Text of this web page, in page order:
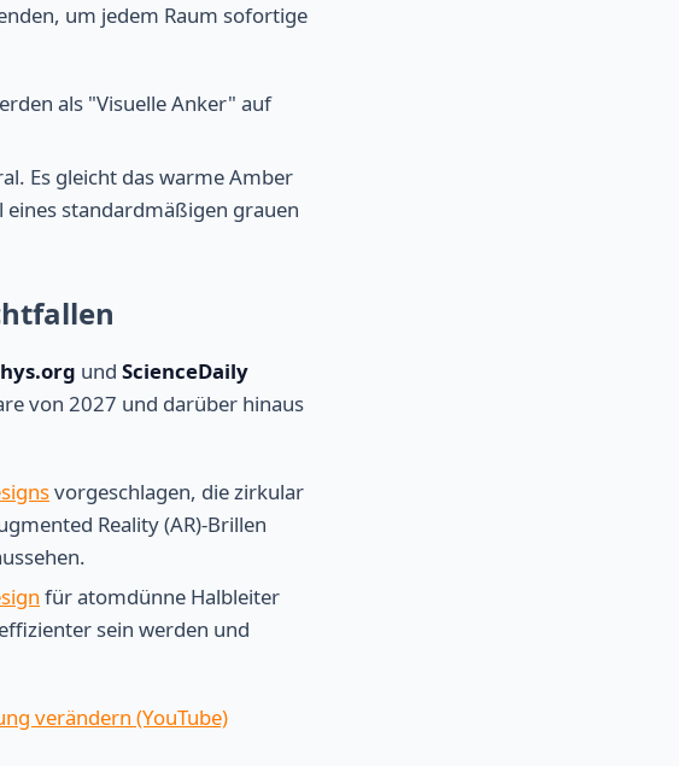
um jedem Raum sofortige
als "Visuelle Anker" auf
Es gleicht das warme Amber
eines standardmäßigen grauen
und ScienceDaily
von 2027 und darüber hinaus
vorgeschlagen, die zirkular
Reality (AR)-Brillen
für atomdünne Halbleiter
sein werden und
verändern (YouTube)